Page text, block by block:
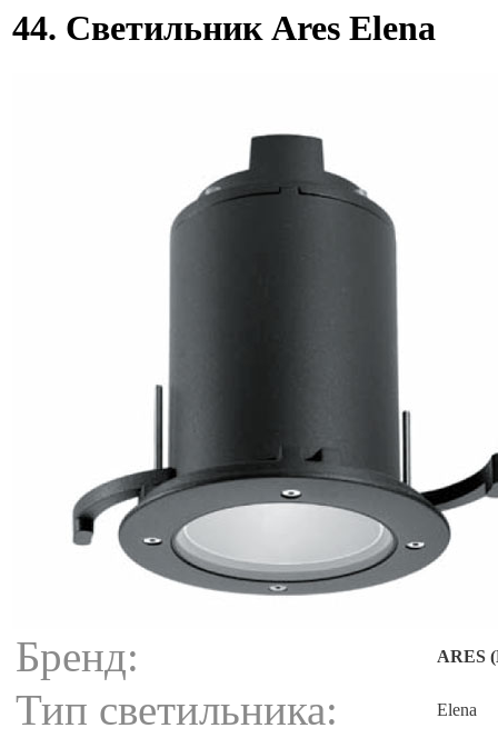
44. Светильник Ares Elena
Бренд: ARES
Тип светильника: Elena